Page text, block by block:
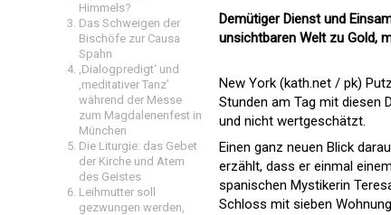
Himmels?
Das Schweigen der
Bischöfe zur Causa
Spahn
‚Dialogpredigt‘ und
‚meditativer Tanz’
während der Messe
zum Magdalenenfest in
München
Die Liturgie: das Gebet
der Kirche und Atem
des Geistes
Leihmutter soll
gezwungen werden,
Demütiger Dienst und
unsichtbaren Welt zu Gold,
New York (kath.net / pk)
Stunden am Tag mit diesen
und nicht wertgeschätzt.
Einen ganz neuen Blick
erzählt, dass er einmal
spanischen Mystikerin
Schloss mit sieben